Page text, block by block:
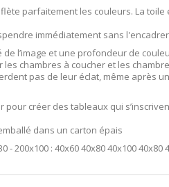
parfaitement les couleurs. La
immédiatement sans
l’image et une profondeur de
chambres à coucher et les
pas de leur éclat, même après
créer des tableaux qui
dans un carton épais
200x100 : 40x60 40x80 40x100 40x80